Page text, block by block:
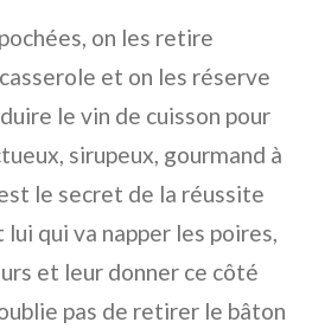
on les retire
et on les réserve
le vin de cuisson pour
sirupeux, gourmand à
le secret de la réussite
lui qui va napper les poires,
et leur donner ce côté
pas de retirer le bâton